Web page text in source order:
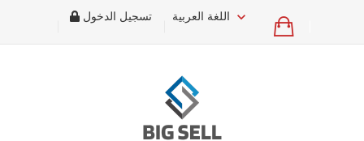
تسجيل الدخول اللغة العربية
Sign in
You need to be logged in to save products in your